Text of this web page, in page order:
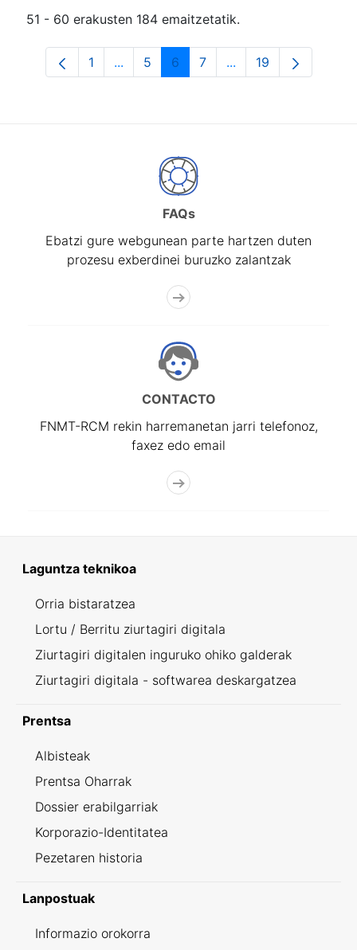
51 - 60 erakusten 184 emaitzetatik.
Orrialdea
1 ...Intermediate Pages Use TAB to
Orrialdea
5 Orrialdea
6 Orrialdea
7 ...Intermediate Pages
Orrialdea
19
FAQs
Ebatzi gure webgunean parte hartzen duten
prozesu exberdinei buruzko zalantzak
CONTACTO
FNMT-RCM rekin harremanetan jarri telefonoz,
faxez edo email
Laguntza teknikoa
Orria bistaratzea
Lortu / Berritu ziurtagiri digitala
Ziurtagiri digitalen inguruko ohiko galderak
Ziurtagiri digitala - softwarea deskargatzea
Prentsa
Albisteak
Prentsa Oharrak
Dossier erabilgarriak
Korporazio-Identitatea
Pezetaren historia
Lanpostuak
Informazio orokorra